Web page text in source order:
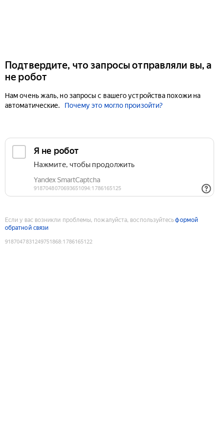
Подтвердите, что запросы отправляли вы, а
не робот
Нам очень жаль, но запросы с вашего устройства похожи на
автоматические.
Почему это могло произойти?
Если у вас возникли проблемы, пожалуйста, воспользуйтесьформой
обратной связи
9187047831249751868:1786165122